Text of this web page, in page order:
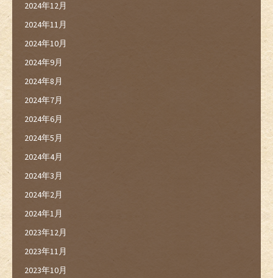
2024年12月
2024年11月
2024年10月
2024年9月
2024年8月
2024年7月
2024年6月
2024年5月
2024年4月
2024年3月
2024年2月
2024年1月
2023年12月
2023年11月
2023年10月